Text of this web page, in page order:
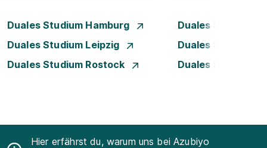
Duales Studium Hamburg
Duales Studium
Duales Studium Leipzig
Duales Studium
Duales Studium Rostock
Duales Studium
Hier erfährst du, warum uns bei Azubiyo